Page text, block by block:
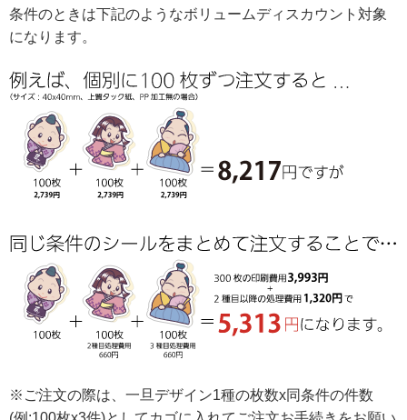
条件のときは下記のようなボリュームディスカウント対象
になります。
※ご注文の際は、一旦デザイン1種の枚数x同条件の件数